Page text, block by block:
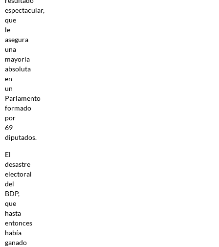
espectacular,
que
le
asegura
una
mayoría
absoluta
en
un
Parlamento
formado
por
69
diputados.
El
desastre
electoral
del
BDP,
que
hasta
entonces
había
ganado